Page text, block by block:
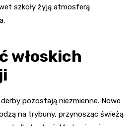
szkoły żyją atmosferą
włoskich
derby pozostają niezmienne. Nowe
na trybuny, przynosząc świeżą